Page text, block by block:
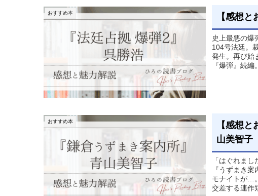
おすすめ本 【感想
史上最悪の爆
104号法廷。
発生。再び始
『爆弾』続編。
おすすめ本
【感想
山美智子
「はぐれま
『うずまき
モナイトが…
交差する連作